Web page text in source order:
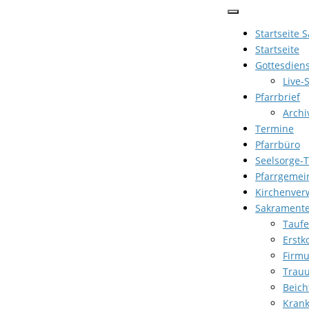
Startseite
Startseite
Live-
Pfarrbrief
Termine
Pfarrbüro
Seelsorge-
Taufe